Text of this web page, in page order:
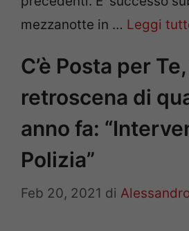
mezzanotte in … Leggi
C’è Posta per
retroscena di
anno fa:
Polizia”
Feb 20, 2021 di